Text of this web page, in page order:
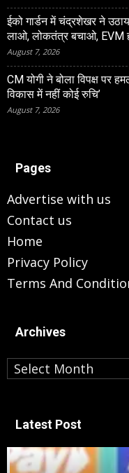
ईको गार्डन में चंद्रशेखर ने
लाओ, लोकतंत्र बचाओ, EVM
August 7, 2026
CM योगी ने बोला विपक्ष पर
विकास में नहीं कोई रुचि’
August 7, 2026
Pages
Advertise with us
Contact us
Home
Privacy Policy
Terms And
Archives
Archives
Latest Post